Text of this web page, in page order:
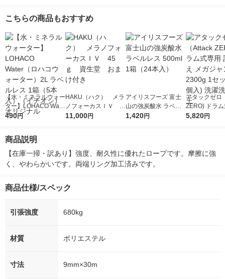
こちらの商品もおすすめ
【水・ミネラルウォー
ター】LOHACO Wate
r（ロハコウォータ
シ） オリジナル
490円
HAKU（ハク） メラ
ノフォーカスＩＶ 4
5ｇ 資生堂 おまけ
11,000円
アイリスフーズ 富士
山の強炭酸水 ラベル
レス 500ml 1箱（24
1,420円
アタックゼロ
ZERO) ドラ
詰め替え メガ
5,820円
商品説明
【在庫一掃・訳あり】強度、耐久性に優れたロープです。摩擦に強
く、やわらかいです。両端リング加工済みです。
商品仕様/スペック
引張強度 680kg
材質 ポリエステル
寸法 9mm×30m